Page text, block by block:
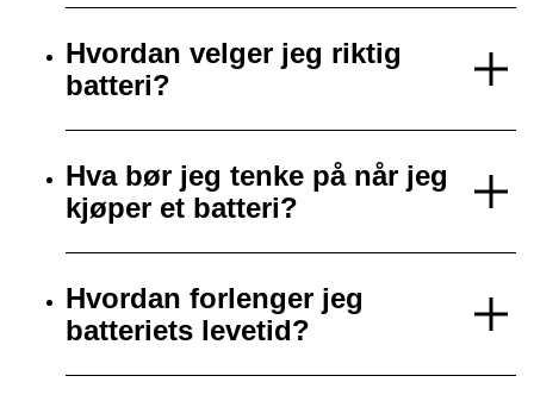
Hvordan velger jeg riktig
batteri?
Hva bør jeg tenke på når jeg
kjøper et batteri?
Hvordan forlenger jeg
batteriets levetid?